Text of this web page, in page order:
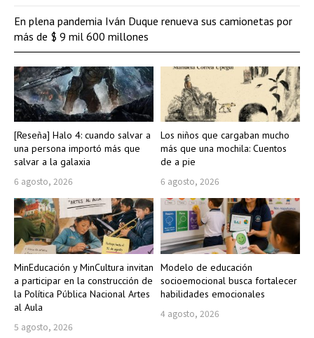
[Reseña] Halo 4: cuando salvar a
una persona importó más que
salvar a la galaxia
6 agosto, 2026
Los niños que cargaban mucho
más que una mochila: Cuentos
de a pie
6 agosto, 2026
MinEducación y MinCultura invitan
a participar en la construcción de
la Política Pública Nacional Artes
al Aula
5 agosto, 2026
Modelo de educación
socioemocional busca fortalecer
habilidades emocionales
4 agosto, 2026
En plena pandemia Iván Duque renueva sus camionetas por
más de $ 9 mil 600 millones